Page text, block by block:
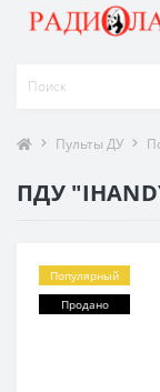
Пульты ДУ
ПДУ
Популярный
Продано